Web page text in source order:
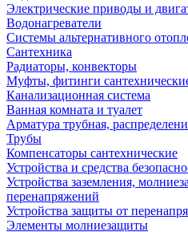
Электрические приводы и
Водонагреватели
Системы альтернативного
Сантехника
Радиаторы, конвекторы
Муфты, фитинги
Канализационная система
Ванная комната и туалет
Арматура трубная,
Трубы
Компенсаторы сантехнические
Устройства и средства
Устройства заземления,
перенапряжений
Устройства защиты от
Элементы молниезащиты